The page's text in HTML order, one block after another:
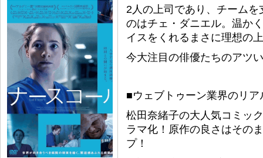
2人の上司であり、チーム
のはチェ・ダニエル。温か
イスをくれるまさに理想の
今大注目の俳優たちのアツ
■ウェブトゥーン業界のリ
松田奈緒子の大人気コミッ
ラマ化！原作の良さはその
プ！